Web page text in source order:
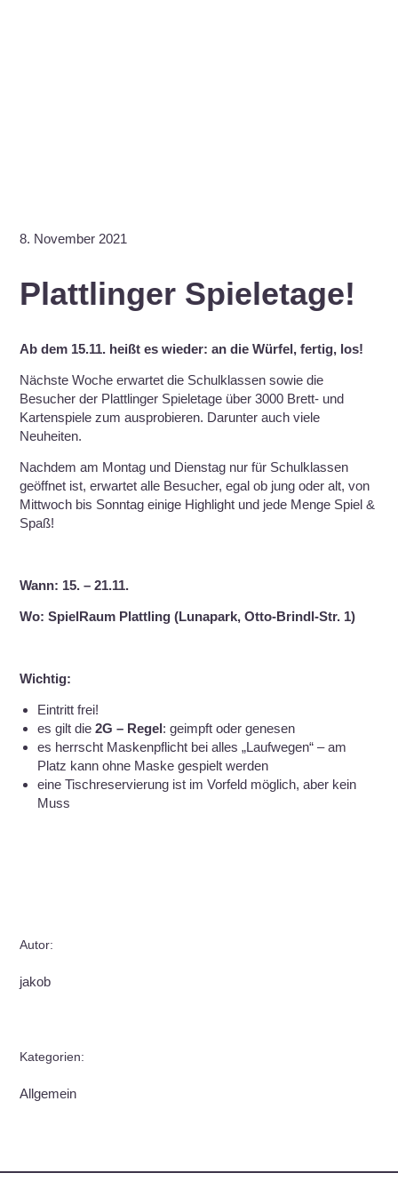
8. November 2021
Plattlinger Spieletage!
Ab dem 15.11. heißt es wieder: an die Würfel, fertig, los!
Nächste Woche erwartet die Schulklassen sowie die
Besucher der Plattlinger Spieletage über 3000 Brett- und
Kartenspiele zum ausprobieren. Darunter auch viele
Neuheiten.
Nachdem am Montag und Dienstag nur für Schulklassen
geöffnet ist, erwartet alle Besucher, egal ob jung oder alt, von
Mittwoch bis Sonntag einige Highlight und jede Menge Spiel &
Spaß!
Wann: 15. – 21.11.
Wo: SpielRaum Plattling (Lunapark, Otto-Brindl-Str. 1)
Wichtig:
Eintritt frei!
es gilt die2G – Regel: geimpft oder genesen
es herrscht Maskenpflicht bei alles „Laufwegen“ – am
Platz kann ohne Maske gespielt werden
eine Tischreservierung ist im Vorfeld möglich, aber kein
Muss
Autor:
jakob
Kategorien:
Allgemein